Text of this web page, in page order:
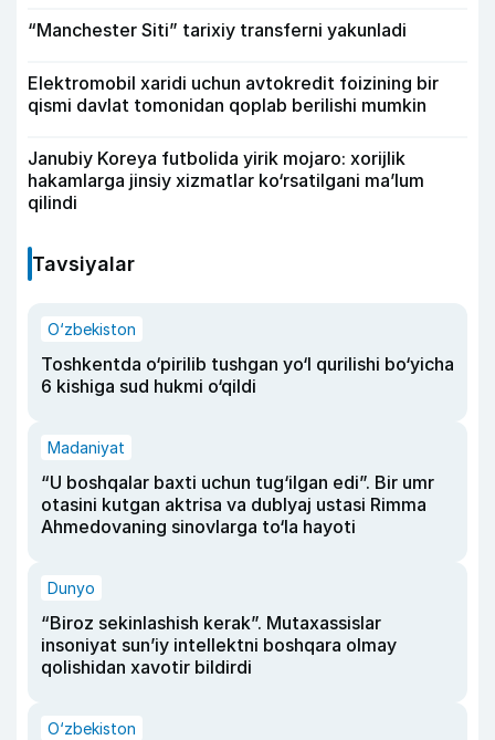
“Manchester Siti” tarixiy transferni yakunladi
Elektromobil xaridi uchun avtokredit foizining bir
qismi davlat tomonidan qoplab berilishi mumkin
Janubiy Koreya futbolida yirik mojaro: xorijlik
hakamlarga jinsiy xizmatlar ko‘rsatilgani ma’lum
qilindi
Tavsiyalar
O‘zbekiston
Toshkentda o‘pirilib tushgan yo‘l qurilishi bo‘yicha
6 kishiga sud hukmi o‘qildi
Madaniyat
“U boshqalar baxti uchun tug‘ilgan edi”. Bir umr
otasini kutgan aktrisa va dublyaj ustasi Rimma
Ahmedovaning sinovlarga to‘la hayoti
Dunyo
“Biroz sekinlashish kerak”. Mutaxassislar
insoniyat sun’iy intellektni boshqara olmay
qolishidan xavotir bildirdi
O‘zbekiston